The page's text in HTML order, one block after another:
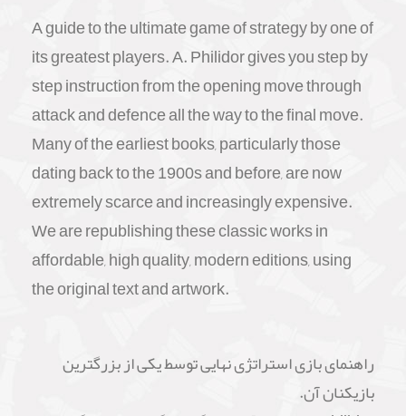
A guide to the ultimate game of strategy by one of
its greatest players. A. Philidor gives you step by
step instruction from the opening move through
attack and defence all the way to the final move.
Many of the earliest books, particularly those
dating back to the 1900s and before, are now
extremely scarce and increasingly expensive.
We are republishing these classic works in
affordable, high quality, modern editions, using
the original text and artwork.
راهنمای بازی استراتژی نهایی توسط یکی از بزرگترین
بازیکنان آن.